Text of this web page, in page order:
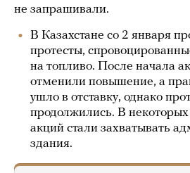
не запрашивали.
В Казахстане со 2 января
протесты,
на топливо. После начала
отменили повышение, а
ушло в отставку, однако
продолжились. В некоторых
акций стали захватывать
здания.